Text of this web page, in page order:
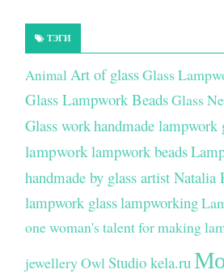
ТЭГИ
Animal Art of glassGlass
Glass Lampwork BeadsGlass
Glass workhandmade lampwork
lampwork lampwork beads
handmade by glass artist Natalia
lampwork glasslampworking
one woman's talent for making
jewelleryOwlStudio kela.ru